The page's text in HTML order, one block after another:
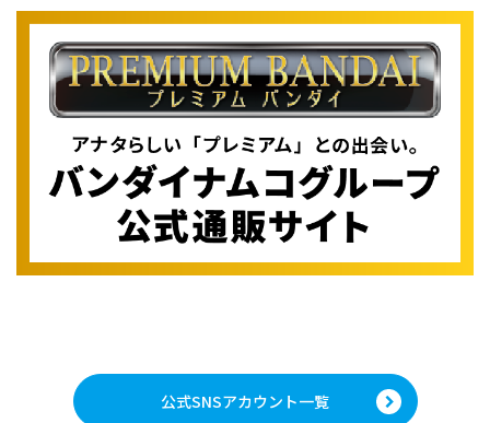
公式SNSアカウント一覧